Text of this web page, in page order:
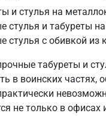
и стулья на
стулья и табуреты
стулья с обивкой из
табуреты и
в воинских
не только в